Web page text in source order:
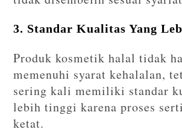
3. Standar Kualitas Yang
Produk kosmetik halal tidak
memenuhi syarat kehalalan,
sering kali memiliki standar
lebih tinggi karena proses
ketat.